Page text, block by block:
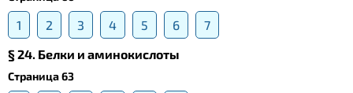
1 2 3 4 5 6
7
§ 24. Белки и аминокислоты
Страница 63